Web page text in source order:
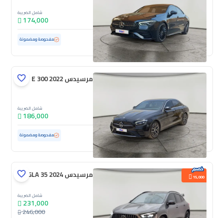
شامل الضريبة
174,000
مستعملة 64,866 كم مفحوصة ومضمونة
مرسيدس E 300 2022
شامل الضريبة
186,000
مستعملة 111,909 كم مفحوصة ومضمونة
15,000 مرسيدس GLA 35 2024
شامل الضريبة
231,000
246,000